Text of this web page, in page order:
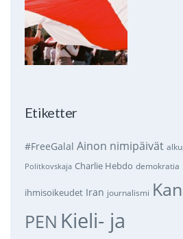
Etiketter
#FreeGalal Ainon nimipäivät
Politkovskaja Charlie Hebdo demokratia
ihmisoikeudet Iran journalismi
PEN Kieli- ja